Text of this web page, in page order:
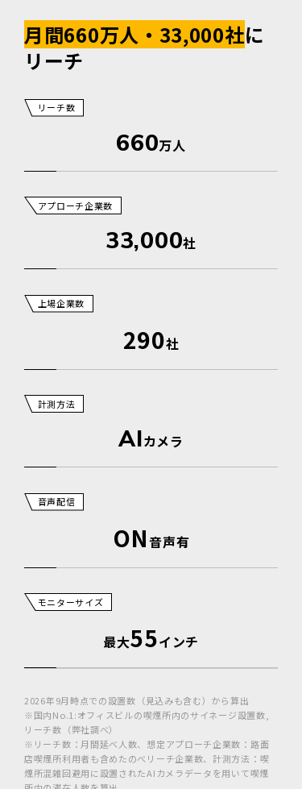
月間660万人・33,000社に
リーチ
リーチ数
660万人
アプローチ企業数
33,000社
上場企業数
290社
計測方法
AIカメラ
音声配信
ON音声有
モニターサイズ
最大55インチ
2026年9月時点での設置数（見込みも含む）から算出
※国内No.1:オフィスビルの喫煙所内のサイネージ設置数,
リーチ数（弊社調べ）
※リーチ数：月間延べ人数、想定アプローチ企業数：路面
店喫煙所利用者も含めたのべリーチ企業数、計測方法：喫
煙所混雑回避用に設置されたAIカメラデータを用いて喫煙